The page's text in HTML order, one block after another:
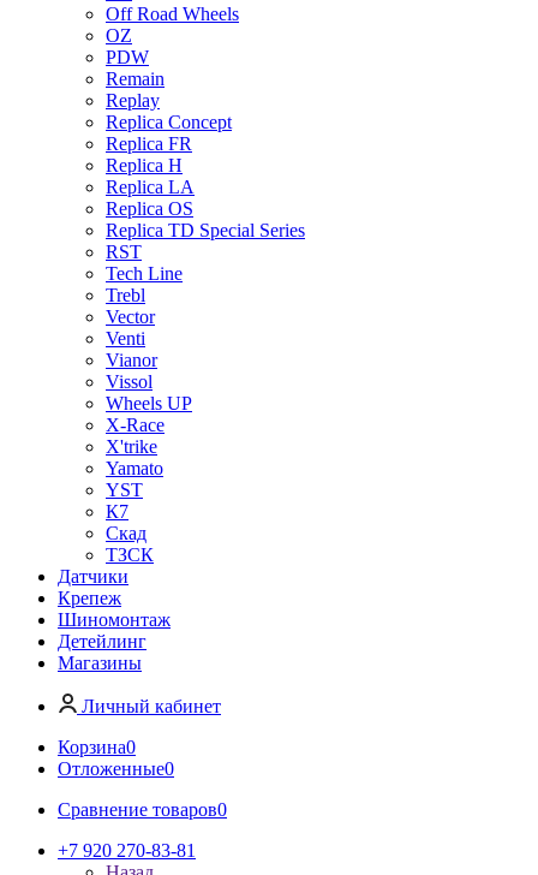
Off Road Wheels
OZ
PDW
Remain
Replay
Replica Concept
Replica FR
Replica H
Replica LA
Replica OS
Replica TD Special Series
RST
Tech Line
Trebl
Vector
Venti
Vianor
Vissol
Wheels UP
X-Race
X'trike
Yamato
YST
К7
Скад
ТЗСК
Датчики
Крепеж
Шиномонтаж
Детейлинг
Магазины
Личный кабинет
Корзина0
Отложенные0
Сравнение товаров0
+7 920 270-83-81